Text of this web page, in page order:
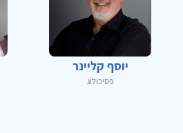
יוסף קליינר
פסיכולוג